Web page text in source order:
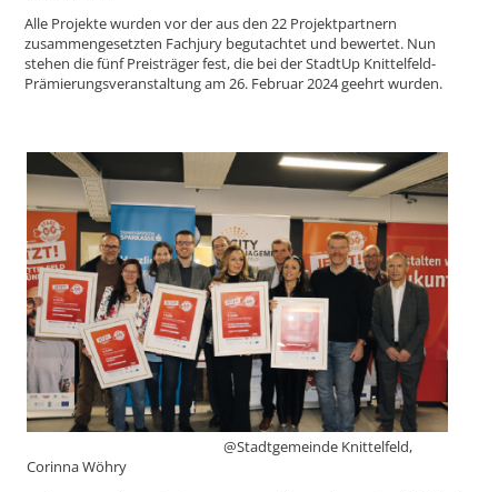
Alle Projekte wurden vor der aus den 22 Projektpartnern
zusammengesetzten Fachjury begutachtet und bewertet. Nun
stehen die fünf Preisträger fest, die bei der StadtUp Knittelfeld-
Prämierungsveranstaltung am 26. Februar 2024 geehrt wurden.
@Stadtgemeinde Knittelfeld,
Corinna Wöhry